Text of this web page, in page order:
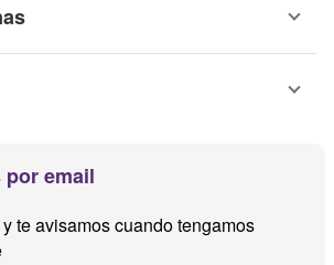
por email
te avisamos cuando tengamos